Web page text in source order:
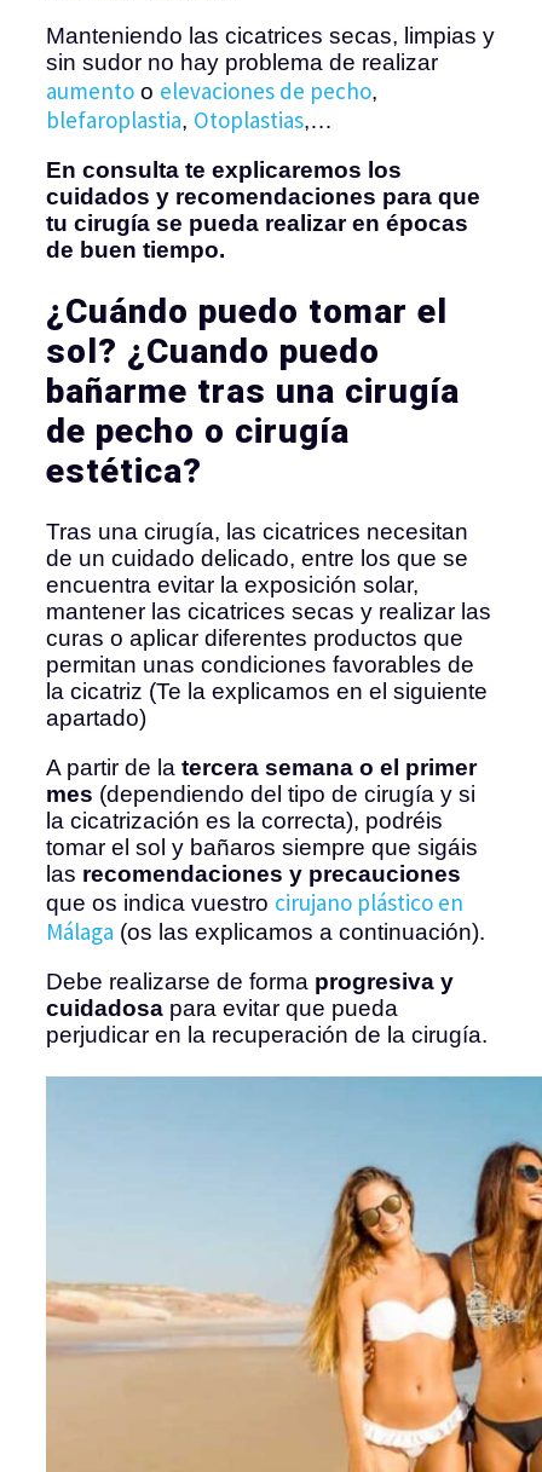
Manteniendo las cicatrices secas, limpias y
sin sudor no hay problema de realizar
aumento o elevaciones de pecho,
blefaroplastia, Otoplastias,…
En consulta te explicaremos los
cuidados y recomendaciones para que
tu cirugía se pueda realizar en épocas
de buen tiempo.
¿Cuándo puedo tomar el
sol? ¿Cuando puedo
bañarme tras una cirugía
de pecho o cirugía
estética?
Tras una cirugía, las cicatrices necesitan
de un cuidado delicado, entre los que se
encuentra evitar la exposición solar,
mantener las cicatrices secas y realizar las
curas o aplicar diferentes productos que
permitan unas condiciones favorables de
la cicatriz (Te la explicamos en el siguiente
apartado)
A partir de la tercera semana o el primer
mes (dependiendo del tipo de cirugía y si
la cicatrización es la correcta), podréis
tomar el sol y bañaros siempre que sigáis
las recomendaciones y precauciones
que os indica vuestro cirujano plástico en
Málaga (os las explicamos a continuación).
Debe realizarse de forma progresiva y
cuidadosa para evitar que pueda
perjudicar en la recuperación de la cirugía.